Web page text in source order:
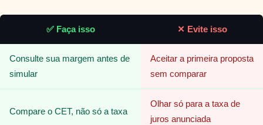
✅ Faça isso ✕ Evite isso
Consulte sua margem antes de
simular
Aceitar a primeira proposta
sem comparar
Compare o CET, não só a taxa
Olhar só para a taxa de
juros anunciada